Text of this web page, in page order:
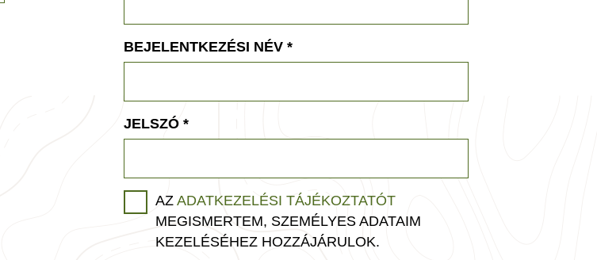
BEJELENTKEZÉSI NÉV *
JELSZÓ *
AZ ADATKEZELÉSI TÁJÉKOZTATÓT
MEGISMERTEM, SZEMÉLYES ADATAIM
KEZELÉSÉHEZ HOZZÁJÁRULOK.